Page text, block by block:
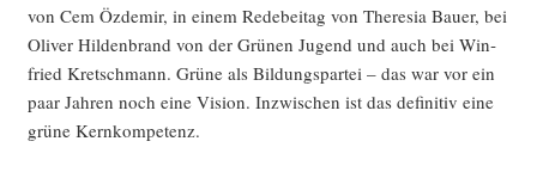
von Cem Özd­emir, in einem Rede­bei­tag von The­re­sia Bau­er, bei
Oli­ver Hil­den­brand von der Grü­nen Jugend und auch bei Win­
fried Kret­sch­mann. Grü­ne als Bil­dungs­par­tei – das war vor ein
paar Jah­ren noch eine Visi­on. Inzwi­schen ist das defi­ni­tiv eine
grü­ne Kernkompetenz.